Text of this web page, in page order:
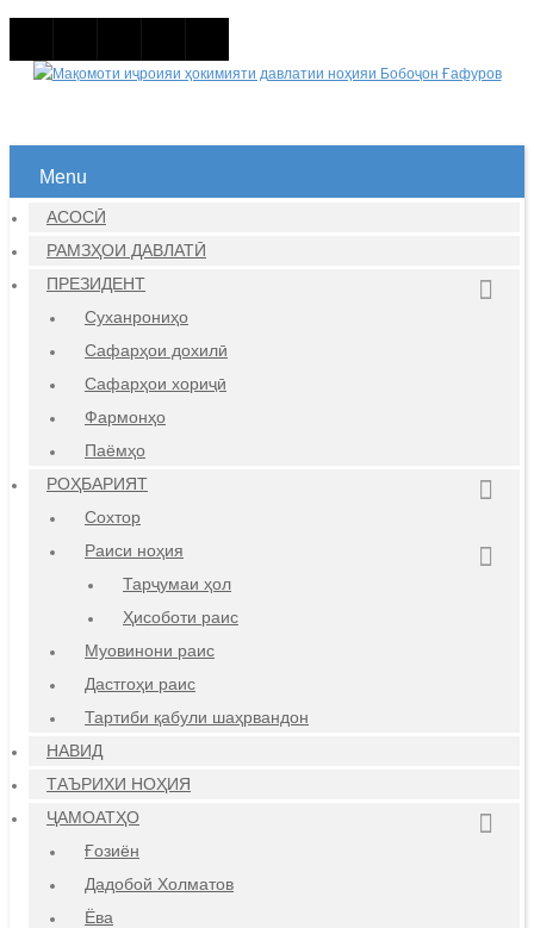
Menu
АСОСӢ
РАМЗҲОИ ДАВЛАТӢ
ПРЕЗИДЕНТ
Суханрониҳо
Сафарҳои дохилӣ
Сафарҳои хориҷӣ
Фармонҳо
Паёмҳо
РОҲБАРИЯТ
Сохтор
Раиси ноҳия
Тарҷумаи ҳол
Ҳисоботи раис
Муовинони раис
Дастгоҳи раис
Тартиби қабули шаҳрвандон
НАВИД
ТАЪРИХИ НОҲИЯ
ҶАМОАТҲО
Ғозиён
Дадобой Холматов
Ёва